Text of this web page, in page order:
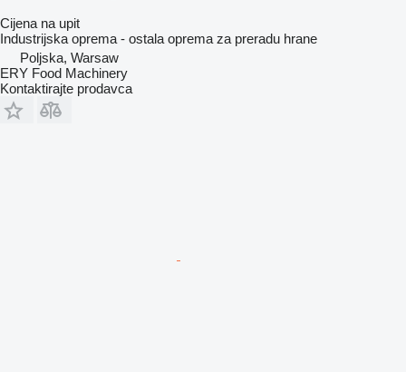
Cijena na upit
Industrijska oprema - ostala oprema za preradu hrane
Poljska, Warsaw
ERY Food Machinery
Kontaktirajte prodavca